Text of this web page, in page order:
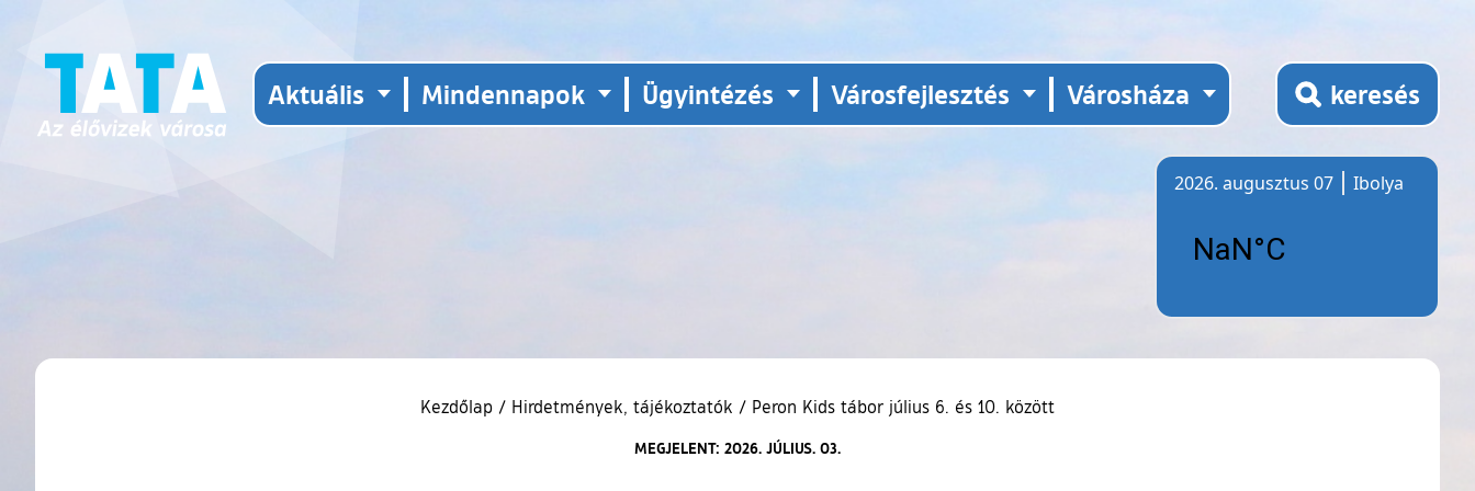
Aktuális Mindennapok Ügyintézés Városfejlesztés Városháza keresés
2026. augusztus 07
Ibolya
Kezdőlap / Hirdetmények, tájékoztatók / Peron Kids tábor július 6. és 10. között
MEGJELENT: 2026. JÚLIUS. 03.